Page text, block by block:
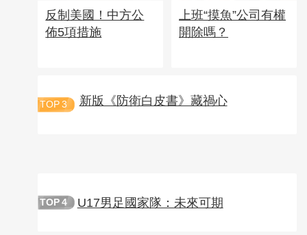
反制美國！中方公
佈5項措施
上班“摸魚”公司有權
開除嗎？
TOP 3 新版《防衛白皮書》藏禍心
TOP 4 U17男足國家隊：未來可期